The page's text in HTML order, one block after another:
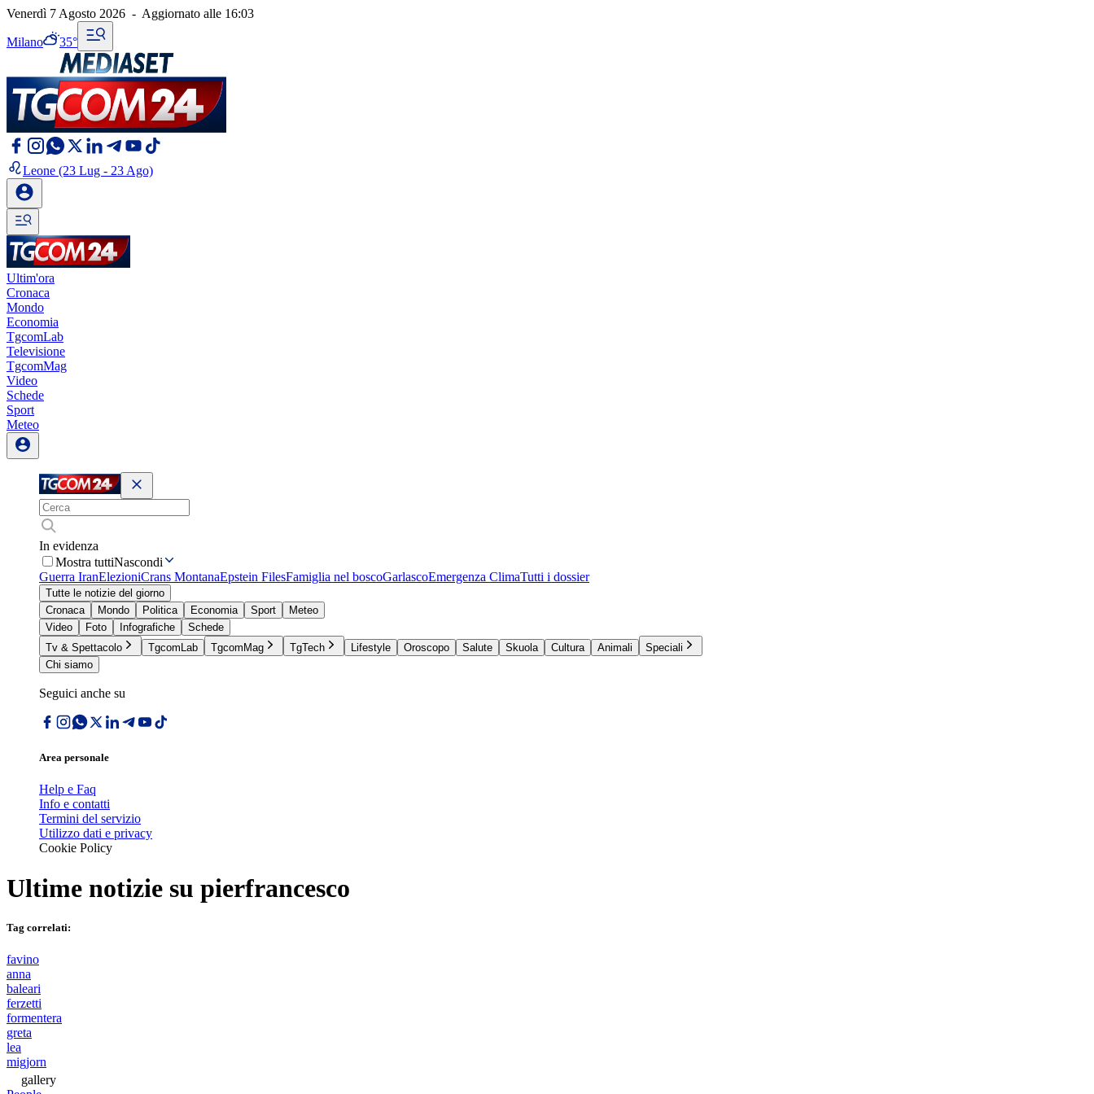
Venerdì 7 Agosto 2026 - Aggiornato alle 16:03
Milano 35°
Leone (23 Lug - 23 Ago)
Ultim'ora
Cronaca
Mondo
Economia
TgcomLab
Televisione
TgcomMag
Video
Schede
Sport
Meteo
In evidenza
Mostra tuttiNascondi
Guerra IranElezioniCrans MontanaEpstein FilesFamiglia nel boscoGarlascoEmergenza ClimaTutti i dossier
Tutte le notizie del giorno
Cronaca
Mondo Politica Economia Sport
Meteo
Video
Foto Infografiche
Schede
Tv & Spettacolo
TgcomLab TgcomMag TgTech Lifestyle Oroscopo Salute Skuola Cultura Animali
Speciali
Chi siamo
Seguici anche su
Area personale
Help e Faq
Info e contatti
Termini del servizio
Utilizzo dati e privacy
Cookie Policy
Ultime notizie su pierfrancesco
Tag correlati:
favino
anna
baleari
ferzetti
formentera
greta
lea
migjorn
gallery